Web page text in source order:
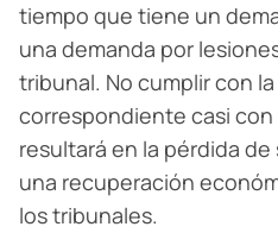
tiempo que tiene un
una demanda por
tribunal. No cumplir con
correspondiente casi
resultará en la pérdida
una recuperación
los tribunales.